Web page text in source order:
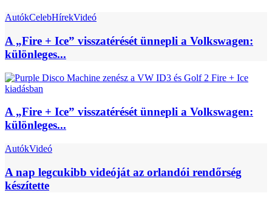
AutókCelebHírekVideó
A „Fire + Ice” visszatérését ünnepli a Volkswagen:
különleges...
A „Fire + Ice” visszatérését ünnepli a Volkswagen:
különleges...
AutókVideó
A nap legcukibb videóját az orlandói rendőrség
készítette